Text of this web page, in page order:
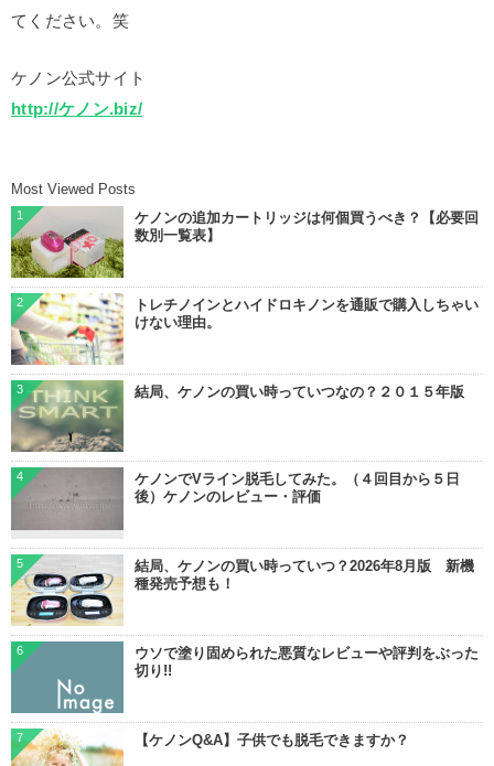
てください。笑
ケノン公式サイト
http://ケノン.biz/
Most Viewed Posts
ケノンの追加カートリッジは何個買うべき？【必要回
数別一覧表】
1
トレチノインとハイドロキノンを通販で購入しちゃい
けない理由。
2
結局、ケノンの買い時っていつなの？２０１５年版
3
ケノンでVライン脱毛してみた。（４回目から５日
後）ケノンのレビュー・評価
4
結局、ケノンの買い時っていつ？2026年8月版 新機
種発売予想も！
5
ウソで塗り固められた悪質なレビューや評判をぶった
切り!!
6
【ケノンQ&A】子供でも脱毛できますか？
7